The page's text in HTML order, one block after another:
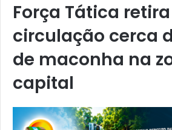
Força Tática
circulação cerca
de maconha na
capital